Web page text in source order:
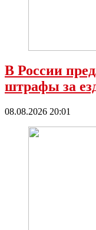
В России
штрафы за
08.08.2026 20:01